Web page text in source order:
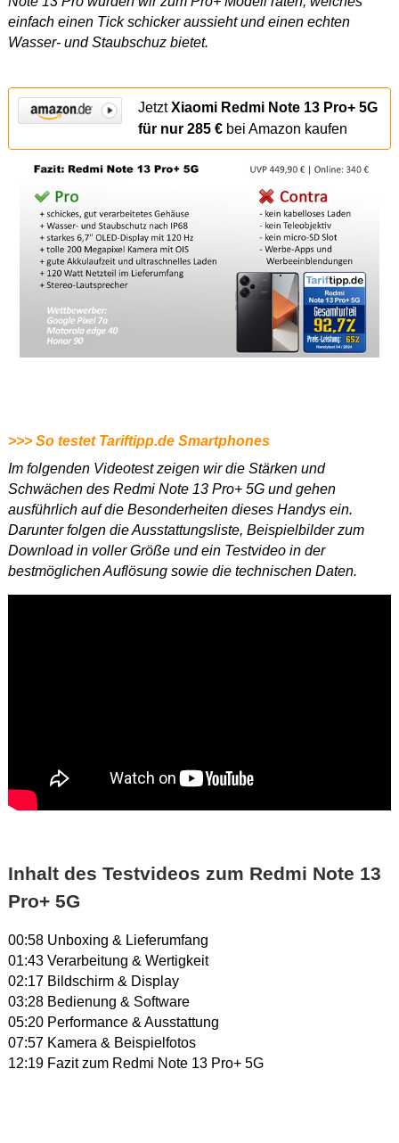
einfach einen Tick schicker aussieht und einen echten
Wasser- und Staubschuz bietet.
JetztXiaomi Redmi Note 13 Pro+ 5G
für nur 285 €bei Amazon kaufen
>>> So testet Tariftipp.de Smartphones
Im folgenden Videotest zeigen wir die Stärken und
Schwächen des Redmi Note 13 Pro+ 5G und gehen
ausführlich auf die Besonderheiten dieses Handys ein.
Darunter folgen die Ausstattungsliste, Beispielbilder zum
Download in voller Größe und ein Testvideo in der
bestmöglichen Auflösung sowie die technischen Daten.
Inhalt des Testvideos zum Redmi Note 13
Pro+ 5G
00:58 Unboxing & Lieferumfang
01:43 Verarbeitung & Wertigkeit
02:17 Bildschirm & Display
03:28 Bedienung & Software
05:20 Performance & Ausstattung
07:57 Kamera & Beispielfotos
12:19 Fazit zum Redmi Note 13 Pro+ 5G